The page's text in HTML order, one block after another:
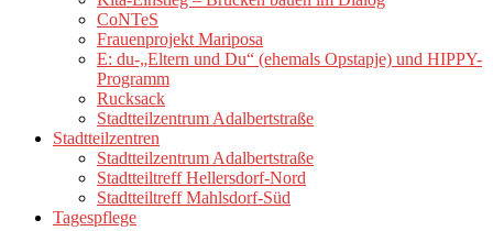
CoNTeS
Frauenprojekt Mariposa
E: du-„Eltern und Du“ (ehemals Opstapje) und HIPPY-
Programm
Rucksack
Stadtteilzentrum Adalbertstraße
Stadtteilzentren
Stadtteilzentrum Adalbertstraße
Stadtteiltreff Hellersdorf-Nord
Stadtteiltreff Mahlsdorf-Süd
Tagespflege